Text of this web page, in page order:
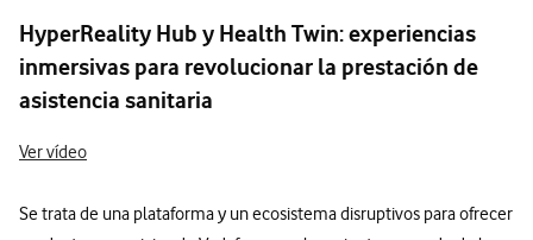
HyperReality Hub y Health Twin: experiencias
inmersivas para revolucionar la prestación de
asistencia sanitaria
Ver vídeo
Se trata de una plataforma y un ecosistema disruptivos para ofrecer